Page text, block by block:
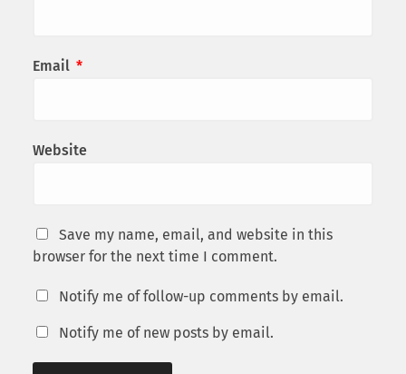
Email *
Website
Save my name, email, and website in this
browser for the next time I comment.
Notify me of follow-up comments by email.
Notify me of new posts by email.